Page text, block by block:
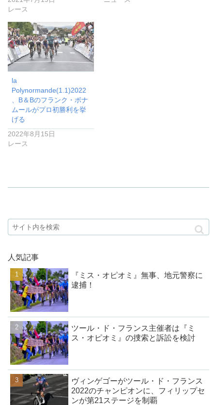
レース
la
Polynormande(1.1)2022
、B＆Bのフランク・ボナ
ムールがプロ初勝利を挙
げる
2022年8月15日
レース
人気記事
『ミス・オピオミ』無事、地元警察に
逮捕！
ツール・ド・フランス主催者は『ミ
ス・オピオミ』の捜索と訴訟を検討
ヴィンゲゴーがツール・ド・フランス
2022のチャンピオンに、フィリップセ
ンが第21ステージを制覇